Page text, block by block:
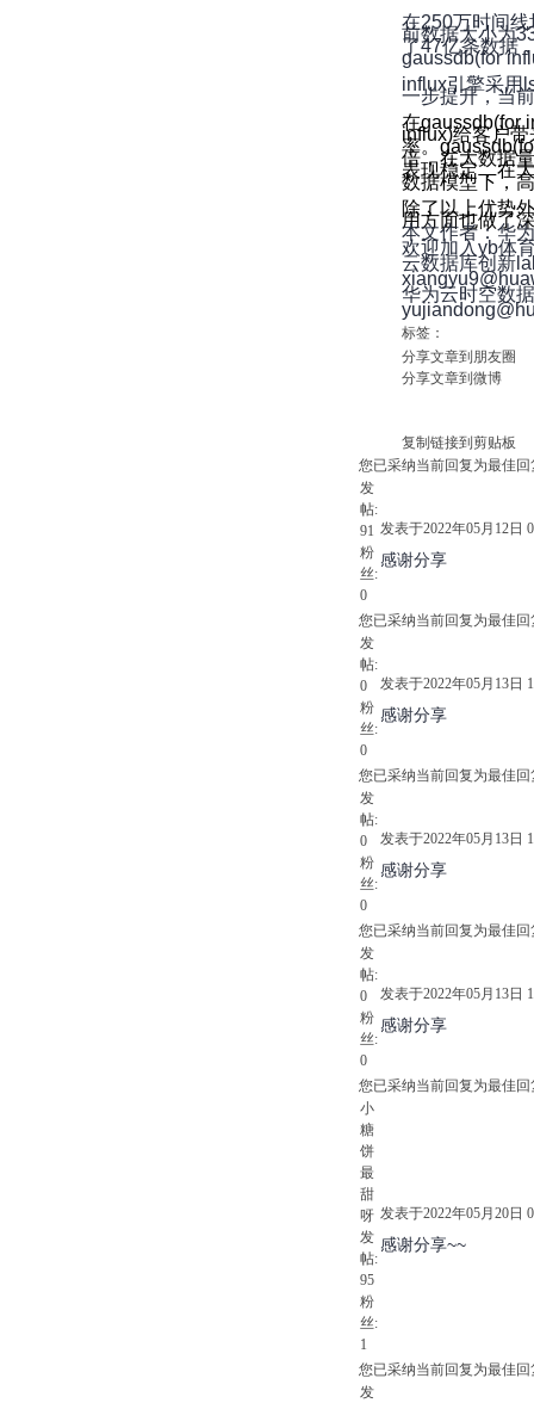
在250万时间
前数据大小为
了47亿条数据
gaussdb(for
influx引擎采用
一步提升，当
在gaussdb(for
influx)给客户
率。
倍，在大数据
表现稳定，在
数据模型下，
除了以上优势
用方面也做了
本文作者：华
欢迎加入yb体
云数据库创新
华为云时空数
标签：
分享文章到朋友圈
分享文章到微博
复制链接到剪贴板
您已采纳当前回复为最佳回
发
帖:
91
粉
丝:
0
发表于2022年05月12日
感谢分享
您已采纳当前回复为最佳回
发
帖:
0
粉
丝:
0
发表于2022年05月13日
感谢分享
您已采纳当前回复为最佳回
发
帖:
0
粉
丝:
0
发表于2022年05月13日
感谢分享
您已采纳当前回复为最佳回
发
帖:
0
粉
丝:
0
发表于2022年05月13日
感谢分享
您已采纳当前回复为最佳回
小
糖
饼
最
甜
呀
发
帖:
95
粉
丝:
1
发表于2022年05月20日
感谢分享~~
您已采纳当前回复为最佳回
发